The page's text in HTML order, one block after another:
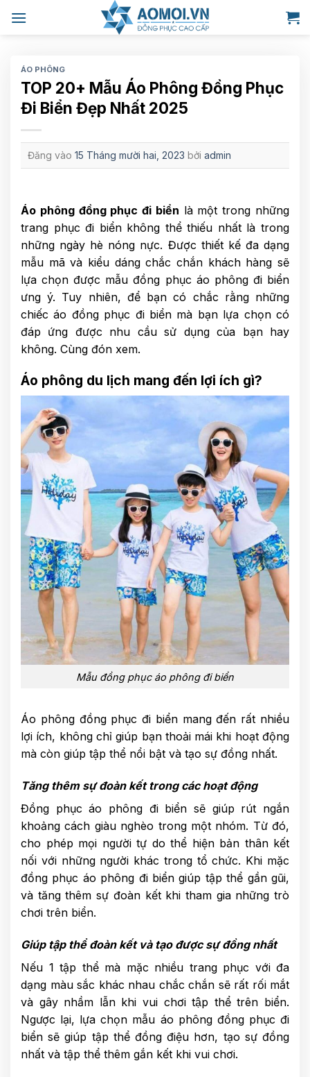
qua
ÁO PHÔNG
TOP 20+ Mẫu Áo Phông Đồng Phục
Đi Biển Đẹp Nhất 2025
Đăng vào 15 Tháng mười hai, 2023 bởi admin
Áo phông đồng phục đi biển là một trong những
trang phục đi biển không thể thiếu nhất là trong
những ngày hè nóng nực. Được thiết kế đa dạng
mẫu mã và kiểu dáng chắc chắn khách hàng sẽ
lựa chọn được mẫu đồng phục áo phông đi biển
ưng ý. Tuy nhiên, để bạn có chắc rằng những
chiếc áo đồng phục đi biển mà bạn lựa chọn có
đáp ứng được nhu cầu sử dụng của bạn hay
không. Cùng đón xem.
Áo phông du lịch mang đến lợi ích gì?
Mẫu đồng phục áo phông đi biển
Áo phông đồng phục đi biển mang đến rất nhiều
lợi ích, không chỉ giúp bạn thoải mái khi hoạt động
mà còn giúp tập thể nổi bật và tạo sự đồng nhất.
Tăng thêm sự đoàn kết trong các hoạt động
Đồng phục áo phông đi biển sẽ giúp rút ngắn
khoảng cách giàu nghèo trong một nhóm. Từ đó,
cho phép mọi người tự do thể hiện bản thân kết
nối với những người khác trong tổ chức. Khi mặc
đồng phục áo phông đi biển giúp tập thể gần gũi,
và tăng thêm sự đoàn kết khi tham gia những trò
chơi trên biển.
Giúp tập thể đoàn kết và tạo được sự đồng nhất
Nếu 1 tập thể mà mặc nhiều trang phục với đa
dạng màu sắc khác nhau chắc chắn sẽ rất rối mắt
và gây nhầm lẫn khi vui chơi tập thể trên biển.
Ngược lại, lựa chọn mẫu áo phông đồng phục đi
biển sẽ giúp tập thể đồng điệu hơn, tạo sự đồng
nhất và tập thể thêm gắn kết khi vui chơi.